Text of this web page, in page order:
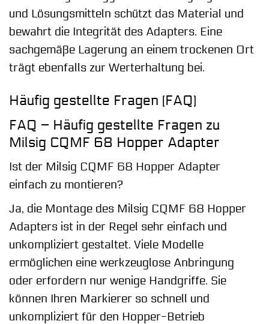
und Lösungsmitteln schützt das Material und
bewahrt die Integrität des Adapters. Eine
sachgemäße Lagerung an einem trockenen Ort
trägt ebenfalls zur Werterhaltung bei.
Häufig gestellte Fragen (FAQ)
FAQ – Häufig gestellte Fragen zu
Milsig CQMF 68 Hopper Adapter
Ist der Milsig CQMF 68 Hopper Adapter
einfach zu montieren?
Ja, die Montage des Milsig CQMF 68 Hopper
Adapters ist in der Regel sehr einfach und
unkompliziert gestaltet. Viele Modelle
ermöglichen eine werkzeuglose Anbringung
oder erfordern nur wenige Handgriffe. Sie
können Ihren Markierer so schnell und
unkompliziert für den Hopper-Betrieb